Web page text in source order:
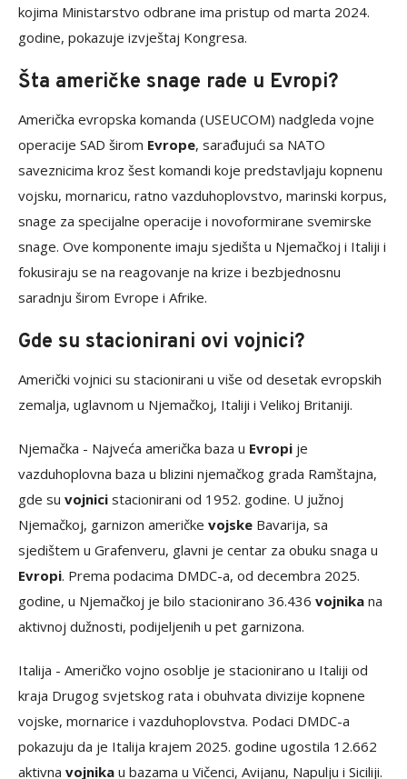
kojima Ministarstvo odbrane ima pristup od marta 2024.
godine, pokazuje izvještaj Kongresa.
Šta američke snage rade u Evropi?
Američka evropska komanda (USEUCOM) nadgleda vojne
operacije SAD širom Evrope, sarađujući sa NATO
saveznicima kroz šest komandi koje predstavljaju kopnenu
vojsku, mornaricu, ratno vazduhoplovstvo, marinski korpus,
snage za specijalne operacije i novoformirane svemirske
snage. Ove komponente imaju sjedišta u Njemačkoj i Italiji i
fokusiraju se na reagovanje na krize i bezbjednosnu
saradnju širom Evrope i Afrike.
Gde su stacionirani ovi vojnici?
Američki vojnici su stacionirani u više od desetak evropskih
zemalja, uglavnom u Njemačkoj, Italiji i Velikoj Britaniji.
Njemačka - Najveća američka baza u Evropi je
vazduhoplovna baza u blizini njemačkog grada Ramštajna,
gde su vojnici stacionirani od 1952. godine. U južnoj
Njemačkoj, garnizon američke vojske Bavarija, sa
sjedištem u Grafenveru, glavni je centar za obuku snaga u
Evropi. Prema podacima DMDC-a, od decembra 2025.
godine, u Njemačkoj je bilo stacionirano 36.436 vojnika na
aktivnoj dužnosti, podijeljenih u pet garnizona.
Italija - Američko vojno osoblje je stacionirano u Italiji od
kraja Drugog svjetskog rata i obuhvata divizije kopnene
vojske, mornarice i vazduhoplovstva. Podaci DMDC-a
pokazuju da je Italija krajem 2025. godine ugostila 12.662
aktivna vojnika u bazama u Vičenci, Avijanu, Napulju i Siciliji.